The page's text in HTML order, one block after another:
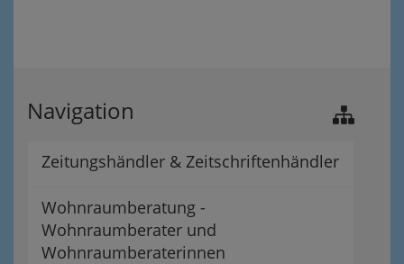
Navigation
Zeitungshändler & Zeitschriftenhändler
Wohnraumberatung -
Wohnraumberater und
Wohnraumberaterinnen